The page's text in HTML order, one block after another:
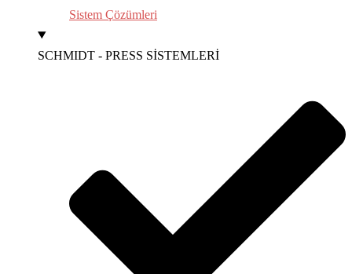
Sistem Çözümleri
SCHMIDT - PRESS SİSTEMLERİ